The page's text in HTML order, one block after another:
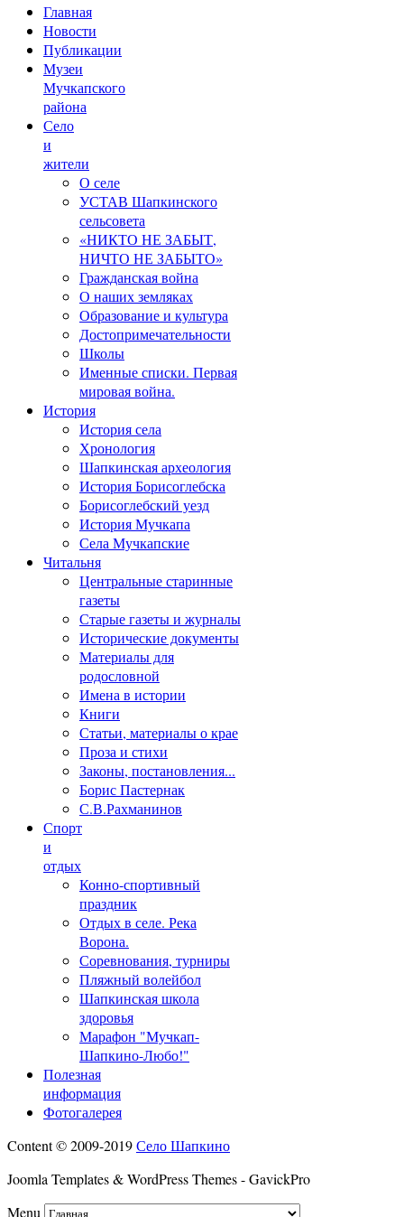
Главная
Новости
Публикации
Музеи
Мучкапского
района
Село
и
жители
О селе
УСТАВ Шапкинского
сельсовета
«НИКТО НЕ ЗАБЫТ,
НИЧТО НЕ ЗАБЫТО»
Гражданская война
О наших земляках
Образование и культура
Достопримечательности
Школы
Именные списки. Первая
мировая война.
История
История села
Хронология
Шапкинская археология
История Борисоглебска
Борисоглебский уезд
История Мучкапа
Села Мучкапские
Читальня
Центральные старинные
газеты
Старые газеты и журналы
Исторические документы
Материалы для
родословной
Имена в истории
Книги
Статьи, материалы о крае
Проза и стихи
Законы, постановления...
Борис Пастернак
С.В.Рахманинов
Спорт
и
отдых
Конно-спортивный
праздник
Отдых в селе. Река
Ворона.
Соревнования, турниры
Пляжный волейбол
Шапкинская школа
здоровья
Марафон "Мучкап-
Шапкино-Любо!"
Полезная
информация
Фотогалерея
Content © 2009-2019Село Шапкино
Joomla Templates & WordPress Themes - GavickPro
Menu